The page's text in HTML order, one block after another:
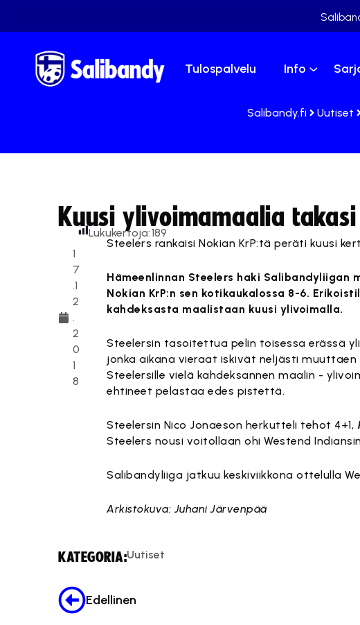
Tulospalvelu Info
Salibandy.fi Uutiset
Kuusi ylivoimamaalia
1
7
.1
2
.
2
0
1
8
Lukukertoja:189
Steelers rankaisi Nokian KrP:tä peräti kuusi
Hämeenlinnan Steelers haki
Nokian KrP:n sen kotikaukalossa 8-6.
kahdeksasta maalistaan kuusi ylivoimalla.
Steelersin tasoitettua pelin toisessa erässä
jonka aikana vieraat iskivät neljästi
Steelersille vielä kahdeksannen maalin -
ehtineet pelastaa edes pistettä.
Steelersin Nico Jonaeson herkutteli tehot 4+1,
Steelers nousi voitollaan ohi Westend
Salibandyliiga jatkuu keskiviikkona ottelulla
Arkistokuva: Juhani Järvenpää
KATEGORIA:Uutiset
Edellinen